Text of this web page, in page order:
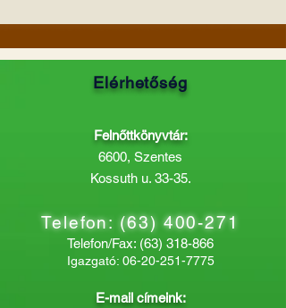
Elérhetőség
Felnőttkönyvtár:
6600, Szentes
Kossuth u. 33-35.
Telefon:(63) 400-271
Telefon/Fax: (63) 318-866
Igazgató: 06-20-251-7775
E-mail címeink: